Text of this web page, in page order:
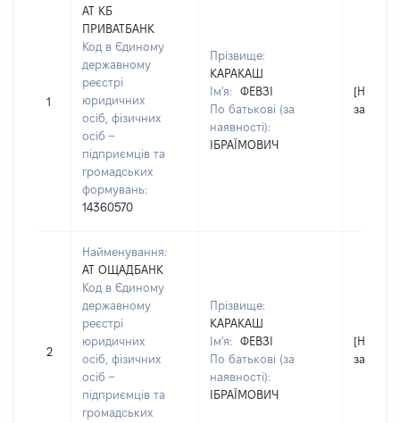
1
АТ КБ
ПРИВАТБАНК
Код в Єдиному
державному
реєстрі
юридичних
осіб, фізичних
осіб –
підприємців та
громадських
формувань:
14360570
Прізвище:
КАРАКАШ
Ім'я:
ФЕВЗІ
По батькові (за
наявності):
ІБРАЇМОВИЧ
[Не
2
Найменування:
АТ ОЩАДБАНК
Код в Єдиному
державному
реєстрі
юридичних
осіб, фізичних
осіб –
підприємців та
громадських
Прізвище:
КАРАКАШ
Ім'я:
ФЕВЗІ
По батькові (за
наявності):
ІБРАЇМОВИЧ
[Не